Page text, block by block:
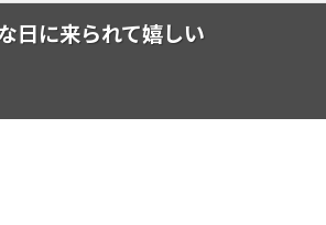
日に来られて嬉しい